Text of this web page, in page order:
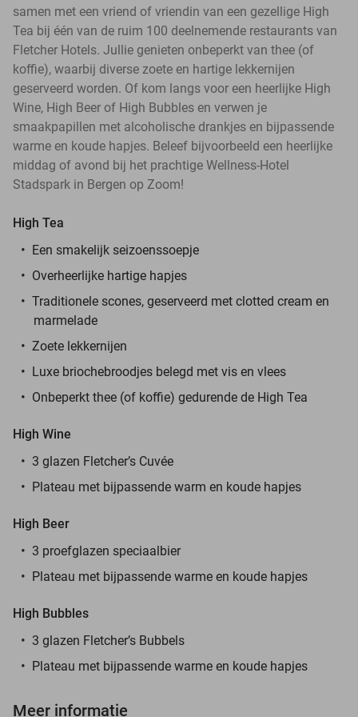
samen met een vriend of vriendin van een gezellige High
Tea bij één van de ruim 100 deelnemende restaurants van
Fletcher Hotels. Jullie genieten onbeperkt van thee (of
koffie), waarbij diverse zoete en hartige lekkernijen
geserveerd worden. Of kom langs voor een heerlijke High
Wine, High Beer of High Bubbles en verwen je
smaakpapillen met alcoholische drankjes en bijpassende
warme en koude hapjes. Beleef bijvoorbeeld een heerlijke
middag of avond bij het prachtige Wellness-Hotel
Stadspark in Bergen op Zoom!
High Tea
Een smakelijk seizoenssoepje
Overheerlijke hartige hapjes
Traditionele scones, geserveerd met clotted cream en
marmelade
Zoete lekkernijen
Luxe briochebroodjes belegd met vis en vlees
Onbeperkt thee (of koffie) gedurende de High Tea
High Wine
3 glazen Fletcher’s Cuvée
Plateau met bijpassende warm en koude hapjes
High Beer
3 proefglazen speciaalbier
Plateau met bijpassende warme en koude hapjes
High Bubbles
3 glazen Fletcher’s Bubbels
Plateau met bijpassende warme en koude hapjes
Meer informatie